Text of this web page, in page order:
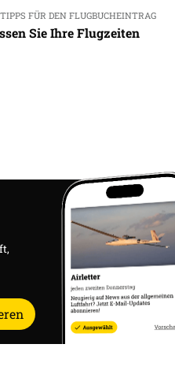
TIPPS FÜR DEN FLUGBUCHEINTRAG
Sie Ihre Flugzeiten